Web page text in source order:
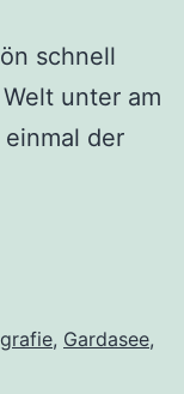
schnell
unter am
der
, Gardasee,